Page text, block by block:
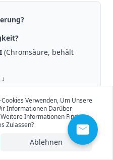
(Chromsäure, behält
+ optionale
Oxidation
Farboptionen?
Verwenden, Um Unsere
Informationen Darüber
Informationen Finden
Zulassen?
Ablehnen